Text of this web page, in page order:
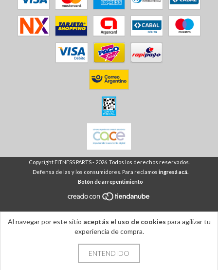
Al navegar por este sitio aceptás el uso de cookies para agilizar tu
experiencia de compra.
ENTENDIDO
Copyright FITNESS PARTS - 2026. Todos los derechos reservados.
Defensa de las y los consumidores. Para reclamos ingresá acá.
Botón de arrepentimiento